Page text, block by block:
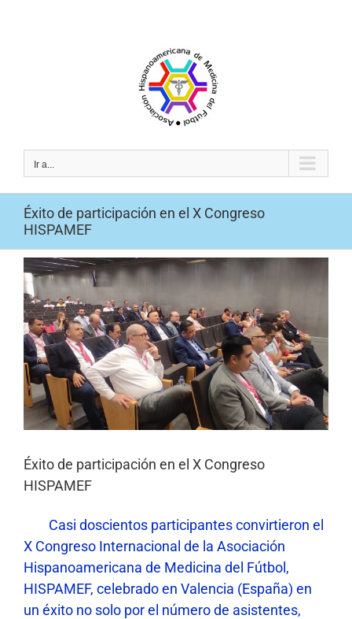
Ir a...
Éxito de participación en el X Congreso
HISPAMEF
Ver
imagen
más
grande
Éxito de participación en el X Congreso
HISPAMEF
Casi doscientos participantes convirtieron el
X Congreso Internacional de la Asociación
Hispanoamericana de Medicina del Fútbol,
HISPAMEF, celebrado en Valencia (España) en
un éxito no solo por el número de asistentes,